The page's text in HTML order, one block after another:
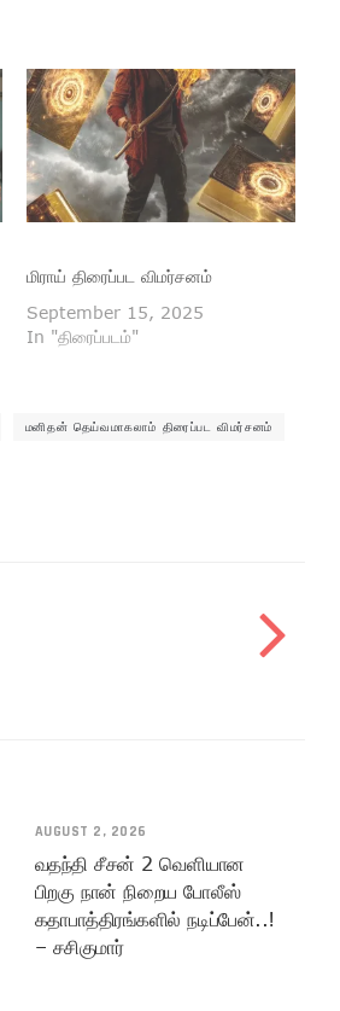
மிராய் திரைப்பட விமர்சனம்
September 15, 2025
In "திரைப்படம்"
மனிதன் தெய்வமாகலாம் திரைப்பட விமர்சனம்
AUGUST 2, 2026
வதந்தி சீசன் 2 வெளியான
பிறகு நான் நிறைய போலீஸ்
கதாபாத்திரங்களில் நடிப்பேன்..!
– சசிகுமார்